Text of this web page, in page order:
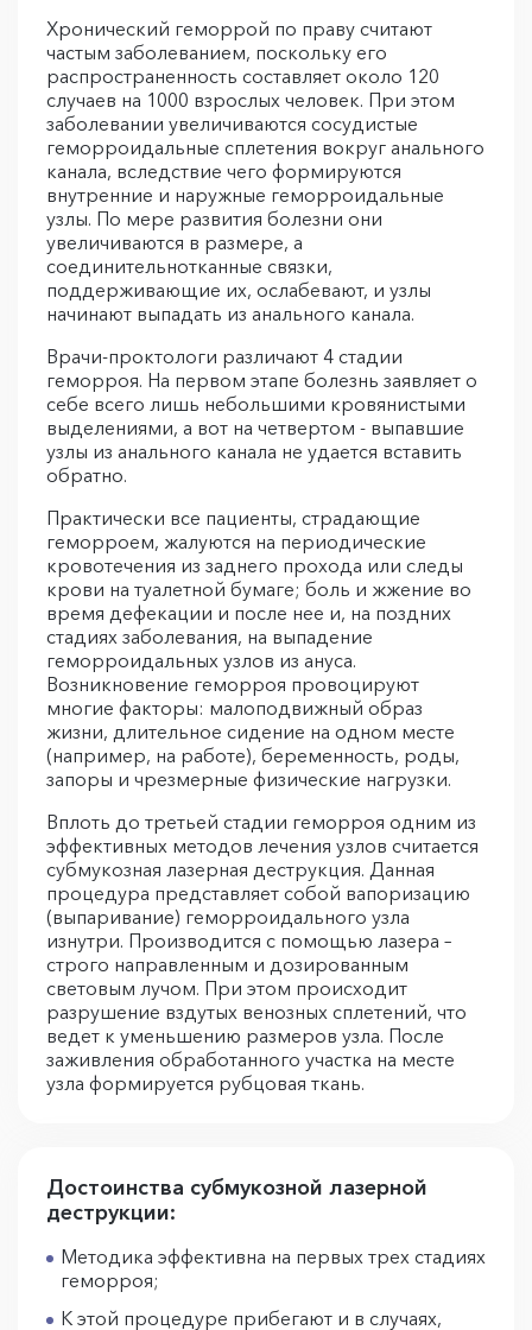
Хронический геморрой по праву считают
частым заболеванием, поскольку его
распространенность составляет около 120
случаев на 1000 взрослых человек. При этом
заболевании увеличиваются сосудистые
геморроидальные сплетения вокруг анального
канала, вследствие чего формируются
внутренние и наружные геморроидальные
узлы. По мере развития болезни они
увеличиваются в размере, а
соединительнотканные связки,
поддерживающие их, ослабевают, и узлы
начинают выпадать из анального канала.
Врачи-проктологи различают 4 стадии
геморроя. На первом этапе болезнь заявляет о
себе всего лишь небольшими кровянистыми
выделениями, а вот на четвертом - выпавшие
узлы из анального канала не удается вставить
обратно.
Практически все пациенты, страдающие
геморроем, жалуются на периодические
кровотечения из заднего прохода или следы
крови на туалетной бумаге; боль и жжение во
время дефекации и после нее и, на поздних
стадиях заболевания, на выпадение
геморроидальных узлов из ануса.
Возникновение геморроя провоцируют
многие факторы: малоподвижный образ
жизни, длительное сидение на одном месте
(например, на работе), беременность, роды,
запоры и чрезмерные физические нагрузки.
Вплоть до третьей стадии геморроя одним из
эффективных методов лечения узлов считается
субмукозная лазерная деструкция. Данная
процедура представляет собой вапоризацию
(выпаривание) геморроидального узла
изнутри. Производится с помощью лазера –
строго направленным и дозированным
световым лучом. При этом происходит
разрушение вздутых венозных сплетений, что
ведет к уменьшению размеров узла. После
заживления обработанного участка на месте
узла формируется рубцовая ткань.
Достоинства субмукозной лазерной
деструкции:
Методика эффективна на первых трех стадиях
геморроя;
К этой процедуре прибегают и в случаях,